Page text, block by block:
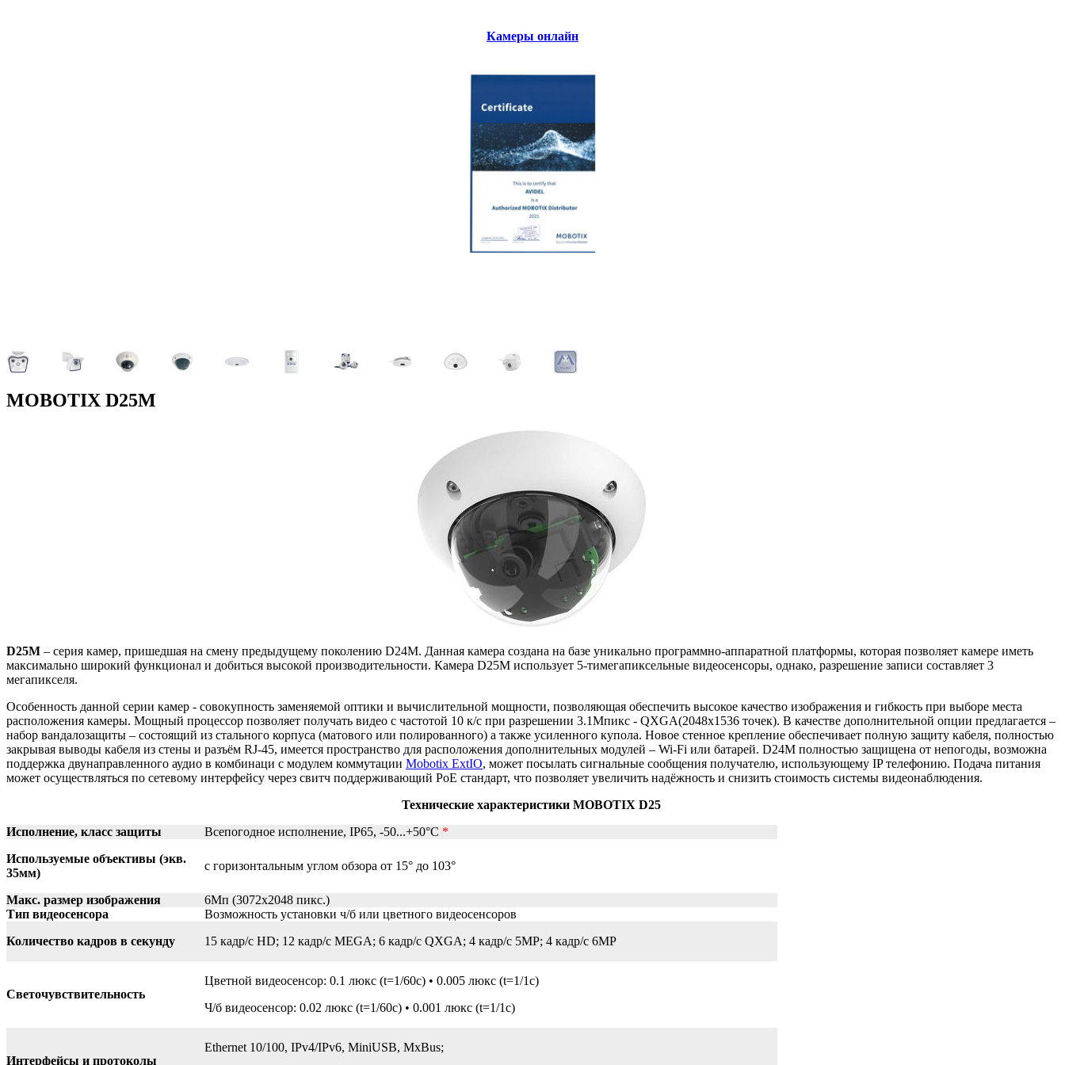
Камеры онлайн
MOBOTIX D25M
D25M – серия камер, пришедшая на смену предыдущему поколению D24M. Данная камера создана на базе уникально программно-аппаратной платформы, которая позволяет камере иметь
максимально широкий функционал и добиться высокой производительности. Камера D25M использует 5-тимегапиксельные видеосенсоры, однако, разрешение записи составляет 3
мегапикселя.
Особенность данной серии камер - совокупность заменяемой оптики и вычислительной мощности, позволяющая обеспечить высокое качество изображения и гибкость при выборе места
расположения камеры. Мощный процессор позволяет получать видео с частотой 10 к/с при разрешении 3.1Мпикс - QXGA(2048х1536 точек). В качестве дополнительной опции предлагается –
набор вандалозащиты – состоящий из стального корпуса (матового или полированного) а также усиленного купола. Новое стенное крепление обеспечивает полную защиту кабеля, полностью
закрывая выводы кабеля из стены и разъём RJ-45, имеется пространство для расположения дополнительных модулей – Wi-Fi или батарей. D24M полностью защищена от непогоды, возможна
поддержка двунаправленного аудио в комбинаци с модулем коммутации Mobotix ExtIO, может посылать сигнальные сообщения получателю, использующему IP телефонию. Подача питания
может осуществляться по сетевому интерфейсу через свитч поддерживающий PoE стандарт, что позволяет увеличить надёжность и снизить стоимость системы видеонаблюдения.
Технические характеристики MOBOTIX D25
Исполнение, класс защиты
Всепогодное исполнение, IP65, -50...+50°C *
Используемые объективы (экв.
35мм)
с горизонтальным углом обзора от 15° до 103°
Макс. размер изображения
6Mп (3072x2048 пикс.)
Тип видеосенсора
Возможность установки ч/б или цветного видеосенсоров
Количество кадров в секунду
15 кадр/с HD; 12 кадр/с MEGA; 6 кадр/с QXGA; 4 кадр/с 5MP; 4 кадр/с 6MP
Светочувствительность
Цветной видеосенсор: 0.1 люкс (t=1/60с) • 0.005 люкс (t=1/1с)
Ч/б видеосенсор: 0.02 люкс (t=1/60с) • 0.001 люкс (t=1/1с)
Интерфейсы и протоколы
Ethernet 10/100, IPv4/IPv6, MiniUSB, MxBus;